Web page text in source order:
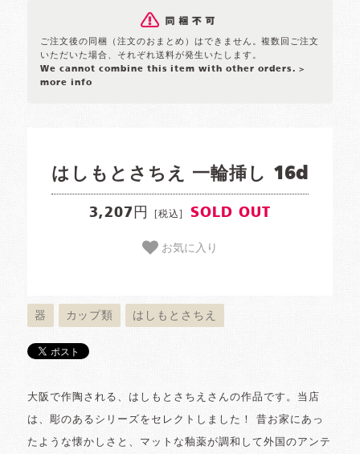
ご注文後の同梱（注文のおまとめ）はできません。複数回ご注文
いただいた場合、それぞれ送料が発生いたします。
We cannot combine this item with other orders. >
more info
はしもとさちえ 一輪挿し 16d
3,207円 [税込] SOLD OUT
お気に入り
器 カップ類 はしもとさちえ
大阪で作陶される、はしもとさちえさんの作品です。当店
は、彫のあるシリーズをセレクトしました！ 昔お家にあっ
たような懐かしさと、マットな釉薬が調和して外国のアンテ